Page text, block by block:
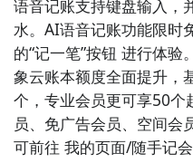
语音记账支持键盘输入，
水。AI语音记账功能限时
的“记一笔”按钮 进行体
象云账本额度全面提升，
个，专业会员更可享50个
员、免广告会员、空间会
可前往 我的页面/随手记